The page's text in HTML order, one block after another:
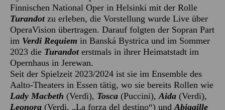
Finnischen National Oper in Helsinki mit der Rolle
Turandotzu erleben, die Vorstellung wurde Live über
OperaVision übertragen. Darauf folgten der Sopran Part
im Verdi Requiem in Banská Bystrica und im Sommer
2023 die Turandoterstmals in ihrer Heimatstadt im
Opernhaus in Jerewan.
Seit der Spielzeit 2023/2024 ist sie im Ensemble des
Aalto-Theaters in Essen tätig, wo sie bereits Rollen wie
Lady Macbeth (Verdi), Tosca (Puccini),Aida (Verdi),
Leonora (Verdi, „La forza del destino“) undAbigaille